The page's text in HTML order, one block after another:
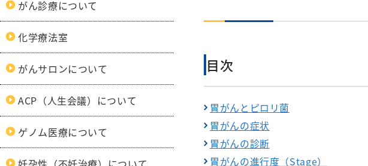
受付時間・案内
相談窓口
診療科・部門
腎臓高血圧内科
内分泌代謝内科
膠原病リウマチ
内科
小児科
整形外科
形成美容外科
脳神経外科
科）
医療関係者の方へ
病院見学・お問い合わせフォーム
後期臨床研修プログラムのご案内
初期臨床研修プログラムのご案内
目次
胃がんとピロリ菌
胃がんの症状
胃がんの診断
胃がんの進行度（Stage）
がん診療について
化学療法室
がんサロンについて
ACP（人生会議）について
ゲノム医療について